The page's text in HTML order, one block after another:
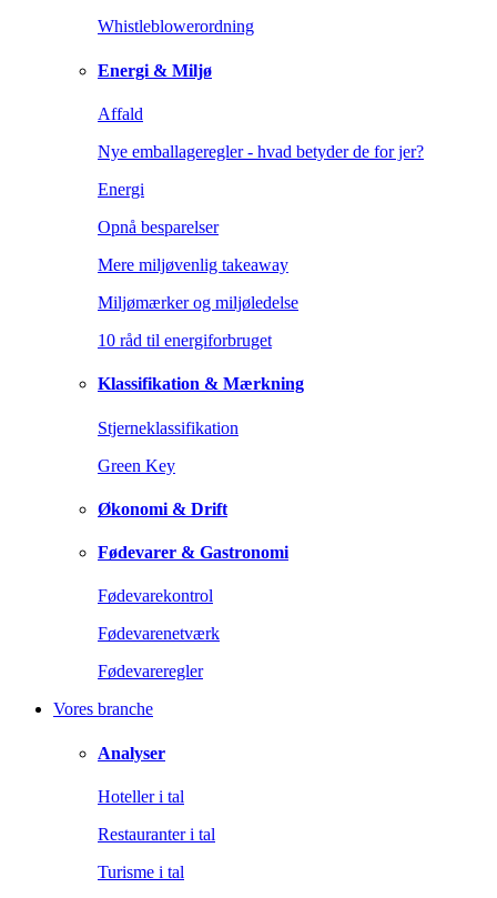
Whistleblowerordning
Energi & Miljø
Affald
Nye emballageregler - hvad betyder de for jer?
Energi
Opnå besparelser
Mere miljøvenlig takeaway
Miljømærker og miljøledelse
10 råd til energiforbruget
Klassifikation & Mærkning
Stjerneklassifikation
Green Key
Økonomi & Drift
Fødevarer & Gastronomi
Fødevarekontrol
Fødevarenetværk
Fødevareregler
Vores branche
Analyser
Hoteller i tal
Restauranter i tal
Turisme i tal